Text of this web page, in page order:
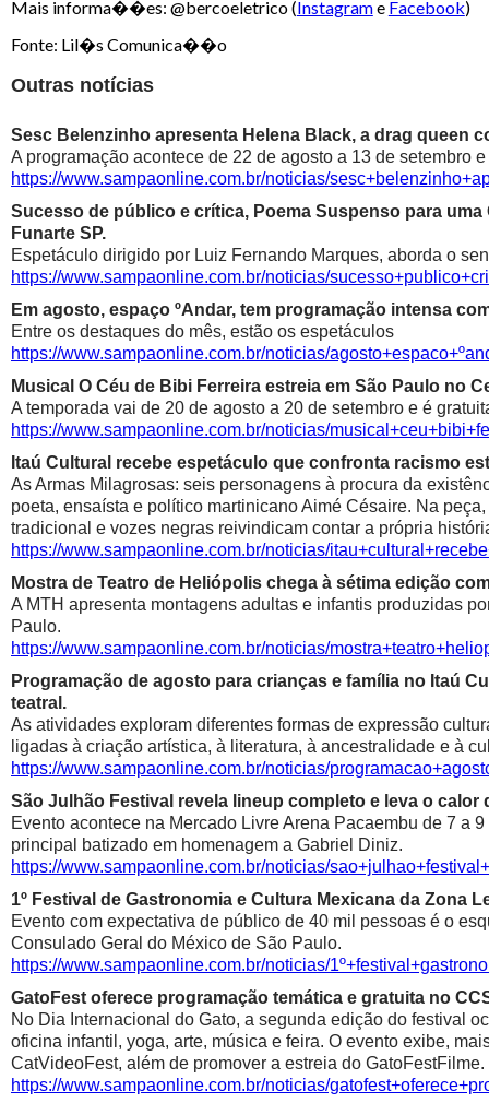
Mais informa��es: @bercoeletrico (Instagrame Facebook)
Fonte: Lil�s Comunica��o
Outras notícias
Sesc Belenzinho apresenta Helena Black, a drag queen
A programação acontece de 22 de agosto a 13 de setembro
https://www.sampaonline.com.br/noticias/
Sucesso de público e crítica, Poema Suspenso para
Funarte SP.
Espetáculo dirigido por Luiz Fernando Marques, aborda o
https://www.sampaonline.com.br/noticias/
Em agosto, espaço ºAndar, tem programação intensa
Entre os destaques do mês, estão os espetáculos
https://www.sampaonline.com.br/noticias/
Musical O Céu de Bibi Ferreira estreia em São Paulo no
A temporada vai de 20 de agosto a 20 de setembro e é
https://www.sampaonline.com.br/noticias/
Itaú Cultural recebe espetáculo que confronta racismo
As Armas Milagrosas: seis personagens à procura da
poeta, ensaísta e político martinicano Aimé Césaire. Na
tradicional e vozes negras reivindicam contar a própria
https://www.sampaonline.com.br/noticias/
Mostra de Teatro de Heliópolis chega à sétima edição
A MTH apresenta montagens adultas e infantis produzidas
Paulo.
https://www.sampaonline.com.br/noticias/
Programação de agosto para crianças e família no Itaú
teatral.
As atividades exploram diferentes formas de expressão
ligadas à criação artística, à literatura, à ancestralidade e à
https://www.sampaonline.com.br/noticias/
São Julhão Festival revela lineup completo e leva o calor
Evento acontece na Mercado Livre Arena Pacaembu de 7 a
principal batizado em homenagem a Gabriel Diniz.
https://www.sampaonline.com.br/noticias/
1º Festival de Gastronomia e Cultura Mexicana da Zona
Evento com expectativa de público de 40 mil pessoas é o
Consulado Geral do México de São Paulo.
https://www.sampaonline.com.br/noticias/
GatoFest oferece programação temática e gratuita no
No Dia Internacional do Gato, a segunda edição do festival
oficina infantil, yoga, arte, música e feira. O evento exibe,
CatVideoFest, além de promover a estreia do GatoFestFilme.
https://www.sampaonline.com.br/noticias/